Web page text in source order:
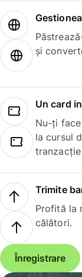
și
Un card
Nu-ți
la cursul
Trimite
Profită la
călători.
Înregistrare